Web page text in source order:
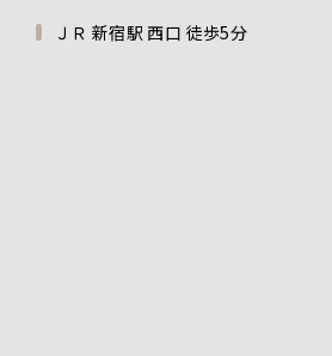
ＪＲ 新宿駅 西口 徒歩5分